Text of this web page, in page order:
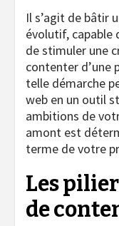
Il s’agit de bâtir
évolutif, capable
de stimuler une
contenter d’une
telle démarche
web en un outil
ambitions de
amont est
terme de votre
Les
de